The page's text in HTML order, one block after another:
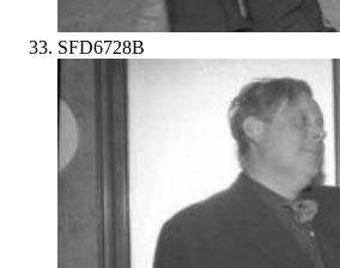
SFD6728B